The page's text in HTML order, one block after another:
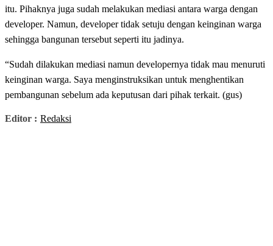
itu. Pihaknya juga sudah melakukan mediasi antara warga dengan
developer. Namun, developer tidak setuju dengan keinginan warga
sehingga bangunan tersebut seperti itu jadinya.
“Sudah dilakukan mediasi namun developernya tidak mau menuruti
keinginan warga. Saya menginstruksikan untuk menghentikan
pembangunan sebelum ada keputusan dari pihak terkait. (gus)
Editor : Redaksi